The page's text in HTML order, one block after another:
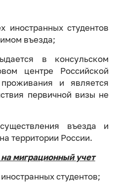
иностранных студентов
въезда;
в консульском
центре Российской
и является
первичной визы не
въезда и
территории России.
миграционный учет
студентов;